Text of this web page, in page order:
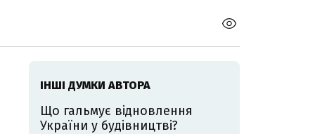
ІНШІ ДУМКИ АВТОРА
Що гальмує відновлення
України у будівництві?